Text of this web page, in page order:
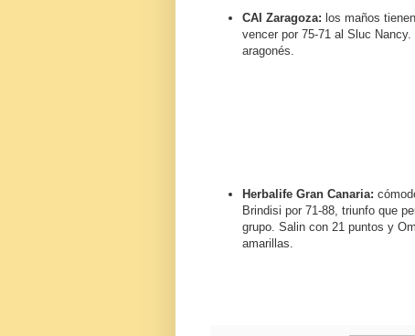
CAI Zaragoza: los maños
vencer por 75-71 al Sluc
aragonés.
Herbalife Gran Canaria:
Brindisi por 71-88, triunfo que
grupo. Salin con 21 puntos y
amarillas.